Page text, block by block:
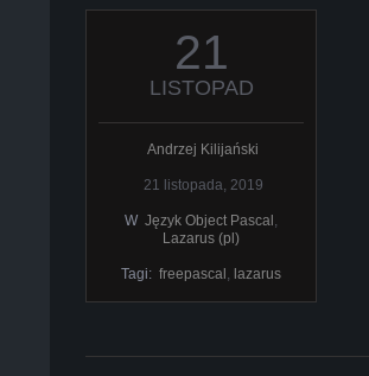
21
LISTOPAD
Andrzej Kilijański
21 listopada, 2019
W Język Object Pascal ,
Lazarus (pl)
Tagi: freepascal , lazarus